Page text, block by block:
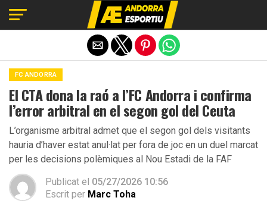
FC ANDORRA
El CTA dona la raó a l’FC Andorra i confirma
l’error arbitral en el segon gol del Ceuta
L’organisme arbitral admet que el segon gol dels visitants
hauria d’haver estat anul·lat per fora de joc en un duel marcat
per les decisions polèmiques al Nou Estadi de la FAF
Publicat el 05/27/2026 10:56
Escrit per Marc Toha
Exit mobile version